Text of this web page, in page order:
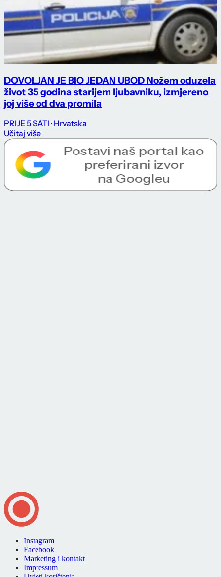
DOVOLJAN JE BIO JEDAN UBOD Nožem oduzela
život 35 godina starijem ljubavniku, izmjereno
joj više od dva promila
PRIJE 5 SATI · Hrvatska
Učitaj više
Instagram
Facebook
Marketing i kontakt
Impressum